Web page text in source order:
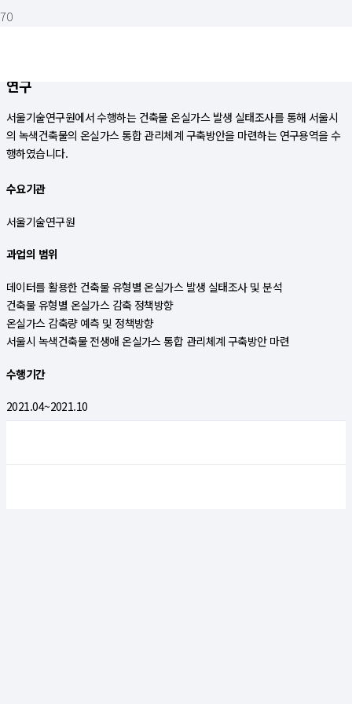
연구
서울기술연구원에서 수행하는 건축물 온실가스 발생 실태조사를 통해 서울시
의 녹색건축물의 온실가스 통합 관리체계 구축방안을 마련하는 연구용역을 수
행하였습니다.
수요기관
서울기술연구원
과업의 범위
데이터를 활용한 건축물 유형별 온실가스 발생 실태조사 및 분석
건축물 유형별 온실가스 감축 정책방향
온실가스 감축량 예측 및 정책방향
서울시 녹색건축물 전생애 온실가스 통합 관리체계 구축방안 마련
수행기간
2021.04~2021.10